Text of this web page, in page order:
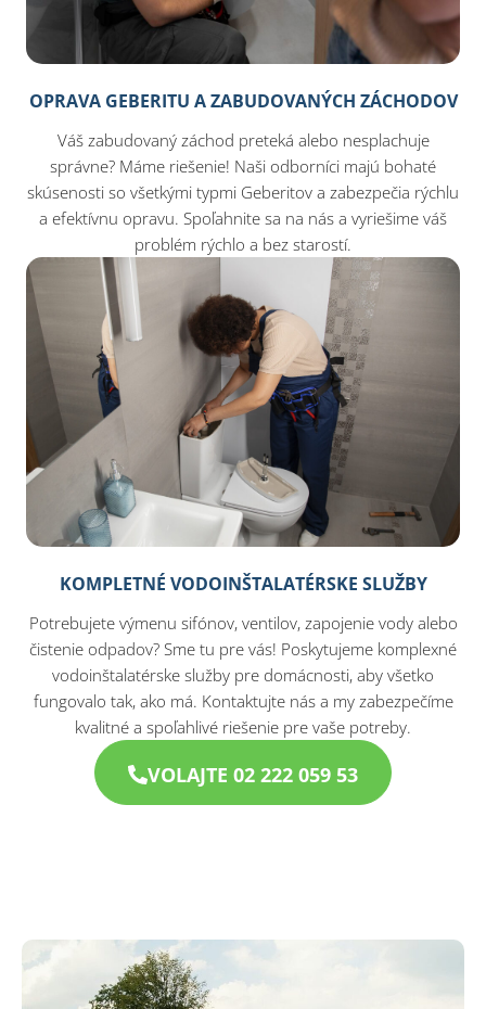
OPRAVA GEBERITU A ZABUDOVANÝCH ZÁCHODOV
Váš zabudovaný záchod preteká alebo nesplachuje
správne? Máme riešenie! Naši odborníci majú bohaté
skúsenosti so všetkými typmi Geberitov a zabezpečia rýchlu
a efektívnu opravu. Spoľahnite sa na nás a vyriešime váš
problém rýchlo a bez starostí.
KOMPLETNÉ VODOINŠTALATÉRSKE SLUŽBY
Potrebujete výmenu sifónov, ventilov, zapojenie vody alebo
čistenie odpadov? Sme tu pre vás! Poskytujeme komplexné
vodoinštalatérske služby pre domácnosti, aby všetko
fungovalo tak, ako má. Kontaktujte nás a my zabezpečíme
kvalitné a spoľahlivé riešenie pre vaše potreby.
VOLAJTE 02 222 059 53